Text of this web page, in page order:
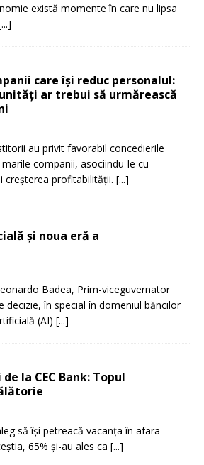
există momente în care nu lipsa
care își reduc personalul:
ar trebui să urmărească
au privit favorabil concedierile
companii, asociindu-le cu
creșterea profitabilității. [...]
și noua eră a
Badea, Prim-viceguvernator
decizie, în special în domeniul băncilor
(AI) [...]
la CEC Bank: Topul
să își petreacă vacanța în afara
65% și-au ales ca [...]